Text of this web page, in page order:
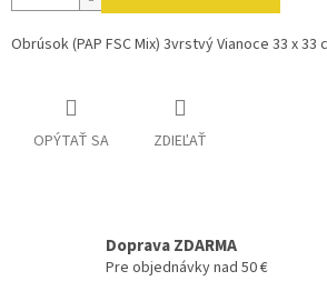
Obrúsok (PAP FSC Mix) 3vrstvý Vianoce 33 x 33
OPÝTAŤ SA ZDIEĽAŤ
Doprava ZDARMA
Pre objednávky nad 50 €